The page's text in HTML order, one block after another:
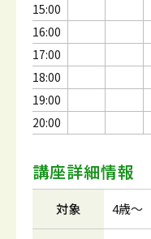
15:00
16:00
17:00
18:00
19:00
20:00
講座詳細情報
対象 4歳～